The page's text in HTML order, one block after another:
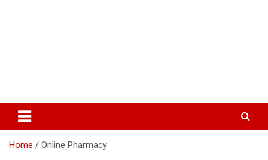
Home Online Pharmacy